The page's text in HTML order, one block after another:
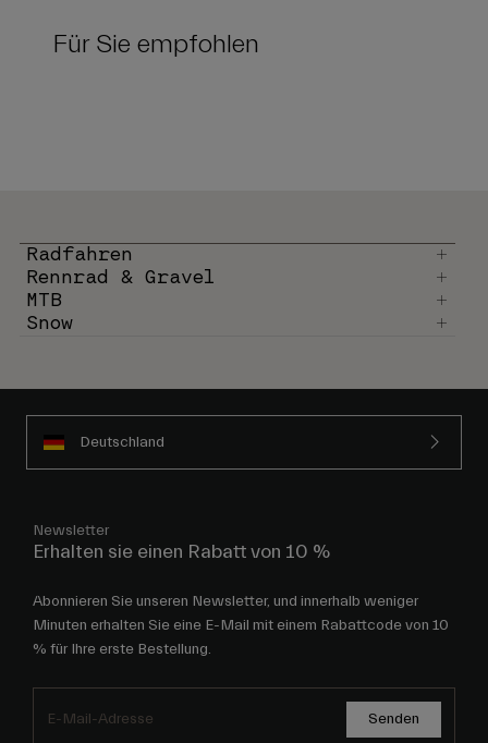
Für Sie empfohlen
Radfahren
Rennrad & Gravel
MTB
Snow
Deutschland
Newsletter
Erhalten sie einen Rabatt von 10 %
Abonnieren Sie unseren Newsletter, und innerhalb weniger
Minuten erhalten Sie eine E-Mail mit einem Rabattcode von 10
% für Ihre erste Bestellung.
Senden